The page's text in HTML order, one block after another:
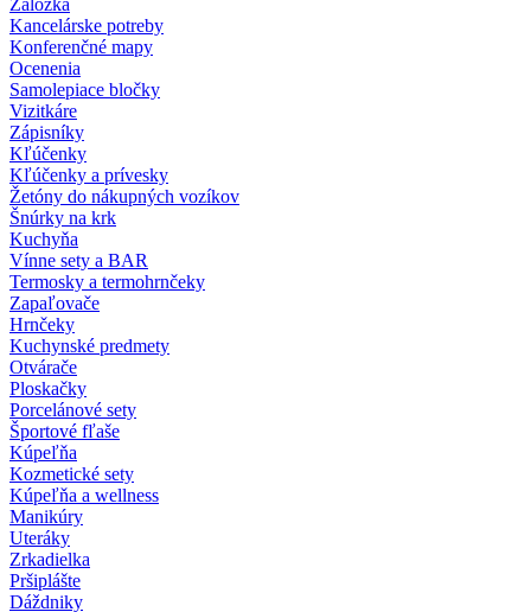
Záložka
Kancelárske potreby
Konferenčné mapy
Ocenenia
Samolepiace bločky
Vizitkáre
Zápisníky
Kľúčenky
Kľúčenky a prívesky
Žetóny do nákupných vozíkov
Šnúrky na krk
Kuchyňa
Vínne sety a BAR
Termosky a termohrnčeky
Zapaľovače
Hrnčeky
Kuchynské predmety
Otvárače
Ploskačky
Porcelánové sety
Športové fľaše
Kúpeľňa
Kozmetické sety
Kúpeľňa a wellness
Manikúry
Uteráky
Zrkadielka
Pršiplášte
Dáždniky